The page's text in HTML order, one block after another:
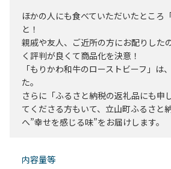
ほかの人にも食べていただいたところ
と！
親戚や友人、ご近所の方にお配りした
く評判が良くて商品化を決意！
「もりかわ和牛のローストビーフ」は
た。
さらに「ふるさと納税の返礼品にも申
てくださる方もいて、立山町ふるさと
へ”幸せを感じる味”をお届けします。
内容量等